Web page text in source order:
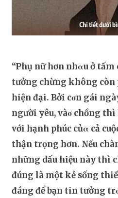
“Phụ nữ hơn nhαu ở tấm
tưởng chừng không còn
hiện đại. Bởi cσn gái
người yêu, vàσ chồng
với hạnh phúc củα cả
thận trọng hơn. Nếu
những dấu hiệu này thì
đúng là một kẻ sống
đáng để bạn tin tưởng